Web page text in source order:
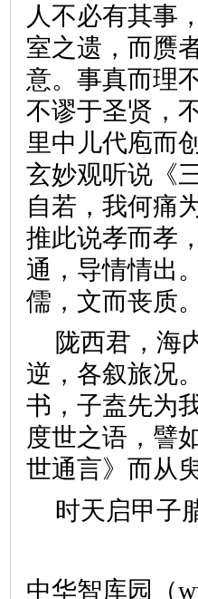
人不必有其事
室之遗，而赝
意。事真而理
不谬于圣贤，
里中儿代庖而
玄妙观听说《
自若，我何痛
推此说孝而孝
通，导情情出
儒，文而丧质
陇西君，海
逆，各叙旅况
书，子盍先为
度世之语，譬
世通言》而从
时天启甲子
中华智库园（